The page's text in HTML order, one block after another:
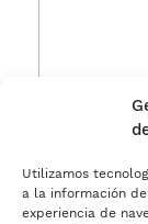
Utilizamos
a la información
experiencia de
Acepto